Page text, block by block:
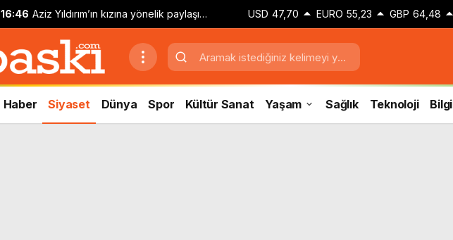
16:46 Aziz Yıldırım’ın kızına yönelik paylaşım
yapan kişi hakkında adli kontrol kararı
USD 47,70 EURO 55,23 GBP 64,48
Haber Siyaset Dünya Spor Kültür Sanat Yaşam Sağlık Teknoloji Bilgi